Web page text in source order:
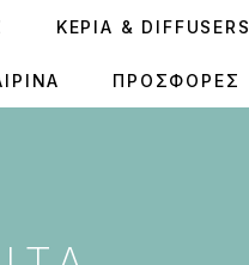
ΚΕΡΙΆ & DIFFUSERS
ΠΡΟΣΦΟΡΕΣ